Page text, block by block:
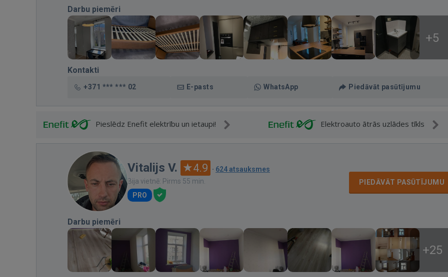
Darbu piemēri
+5
Kontakti
+371 *** *** 02 E-pasts WhatsApp Piedāvāt pasūtījumu
Pieslēdz Enefit elektrību un ietaupi! Elektroauto ātrās uzlādes tīkls
Vitalijs V. 4.9 · 624 atsauksmes
Bija vietnē: Pirms 55 min.
PRO
PIEDĀVĀT PASŪTĪJUMU
Darbu piemēri
+25